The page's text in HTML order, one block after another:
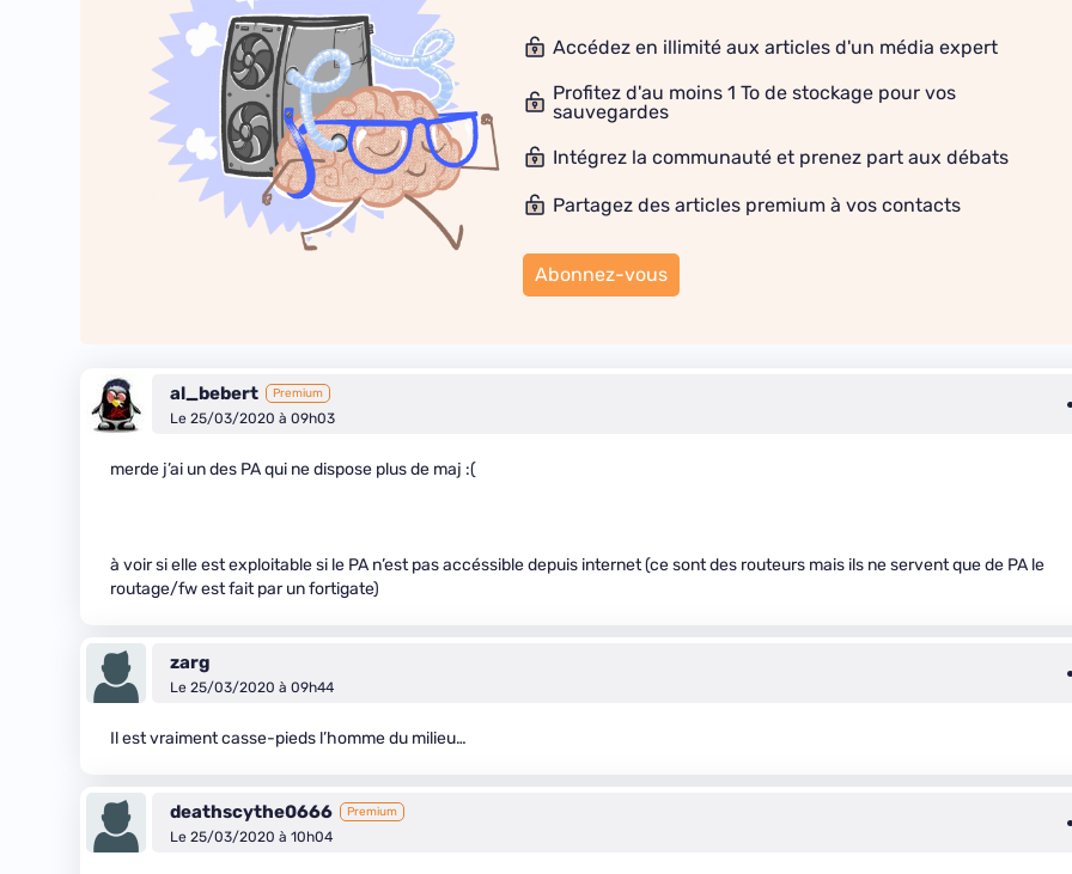
Accédez en illimité aux articles d'un média expert
Profitez d'au moins 1 To de stockage pour vos
sauvegardes
Intégrez la communauté et prenez part aux débats
Partagez des articles premium à vos contacts
Abonnez-vous
al_bebert Premium
Le 25/03/2020 à 09h03
merde j’ai un des PA qui ne dispose plus de maj :(
à voir si elle est exploitable si le PA n’est pas accéssible depuis internet (ce sont des routeurs mais ils ne servent que de PA le
routage/fw est fait par un fortigate)
zarg
Le 25/03/2020 à 09h44
Il est vraiment casse-pieds l’homme du milieu…
deathscythe0666 Premium
Le 25/03/2020 à 10h04